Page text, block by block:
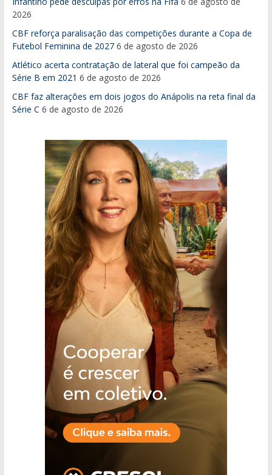
2026
CBF reforça paralisação das competições durante a Copa de
Futebol Feminina de 2027 6 de agosto de 2026
Atlético acerta contratação de lateral que foi campeão da
Série B em 2021 6 de agosto de 2026
CBF faz alterações em dois jogos do Anápolis na reta final da
Série C 6 de agosto de 2026